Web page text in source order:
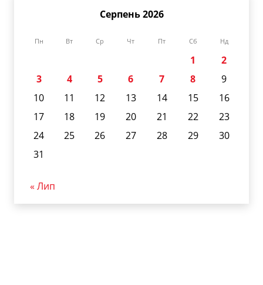
Серпень 2026
Пн Вт Ср Чт Пт Сб Нд
1
2
3
4 5 6 7 8
9
10
11 12 13 14 15
16
17
18 19 20 21 22
23
24
25 26 27 28 29
30
31
« Лип